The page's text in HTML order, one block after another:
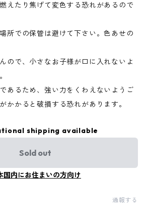
えたり焦げて変色する恐れがあるので
所での保管は避けて下さい。色あせの
ので、小さなお子様が口に入れないよ
あるため、強い力をくわえないようご
かかると破損する恐れがあります。
shipping available
Sold out
国内にお住まいの方向け
通報する